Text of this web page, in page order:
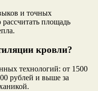
и точных
площадь
кровли?
технологий: от 1500
рублей и выше за